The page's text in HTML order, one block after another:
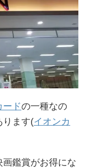
ードの一種なの
ります(イオンカ
鑑賞がお得にな